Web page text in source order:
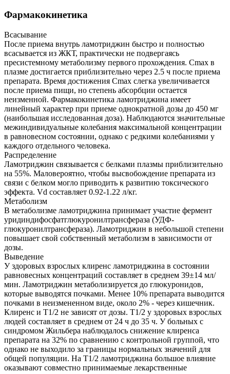
Фармакокинетика
Всасывание
После приема внутрь ламотриджин быстро и полностью
всасывается из ЖКТ, практически не подвергаясь
пресистемному метаболизму первого прохождения. Сmax в
плазме достигается приблизительно через 2.5 ч после приема
препарата. Время достижения Сmax слегка увеличивается
после приема пищи, но степень абсорбции остается
неизменной. Фармакокинетика ламотриджина имеет
линейный характер при приеме однократной дозы до 450 мг
(наибольшая исследованная доза). Наблюдаются значительные
межиндивидуальные колебания максимальной концентрации
в равновесном состоянии, однако с редкими колебаниями у
каждого отдельного человека.
Распределение
Ламотриджин связывается с белками плазмы приблизительно
на 55%. Маловероятно, чтобы высвобождение препарата из
связи с белком могло приводить к развитию токсического
эффекта. Vd составляет 0.92-1.22 л/кг.
Метаболизм
В метаболизме ламотриджина принимает участие фермент
уридиндифосфатглюкуронилтранcфераза (УДФ-
глюкуронилтрансфераза). Ламотриджин в небольшой степени
повышает свой собственный метаболизм в зависимости от
дозы.
Выведение
У здоровых взрослых клиренс ламотриджина в состоянии
равновесных концентраций составляет в среднем 39±14 мл/
мин. Ламотриджин метаболизируется до глюкуронидов,
которые выводятся почками. Менее 10% препарата выводится
почками в неизмененном виде, около 2% - через кишечник.
Клиренс и T1/2 не зависят от дозы. T1/2 у здоровых взрослых
людей составляет в среднем от 24 ч до 35 ч. У больных с
синдромом Жильбера наблюдалось снижение клиренса
препарата на 32% по сравнению с контрольной группой, что
однако не выходило за границы нормальных значений для
общей популяции. На T1/2 ламотриджина большое влияние
оказывают совместно принимаемые лекарственные